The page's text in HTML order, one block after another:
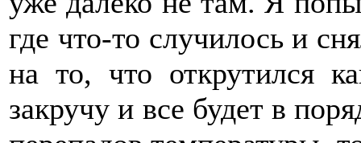
где что-то случилось и
на то, что открутился
закручу и все будет в